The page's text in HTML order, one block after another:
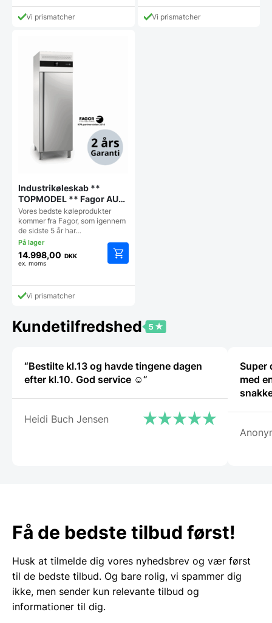
Vi prismatcher Vi prismatcher
Industrikøleskab **
TOPMODEL ** Fagor AUP-
11G LC OP, højre hængslet
Vores bedste køleprodukter
kommer fra Fagor, som igennem
de sidste 5 år har…
14.998,00 DKK
ex. moms
Vi prismatcher
Kundetilfredshed
“Bestilte kl.13 og havde tingene dagen
efter kl.10. God service ☺”
Heidi Buch Jensen
Super
med
Få de bedste tilbud først!
Husk at tilmelde dig vores nyhedsbrev og vær først
til de bedste tilbud. Og bare rolig, vi spammer dig
ikke, men sender kun relevante tilbud og
informationer til dig.